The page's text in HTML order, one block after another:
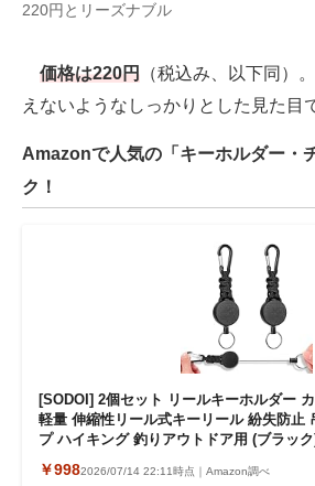
220円とリーズナブル
価格は220円 （税込み、以下同）
えないようなしっかりとした見た目
Amazonで人気の「キーホルダー・
ク！
[SODOI] 2個セット リールキーホルダー
軽量 伸縮性リール式キーリール 紛失防止
プ ハイキング 釣りアウトドア用 (ブラッ
￥9982026/07/14 22:11時点｜Amazon調べ